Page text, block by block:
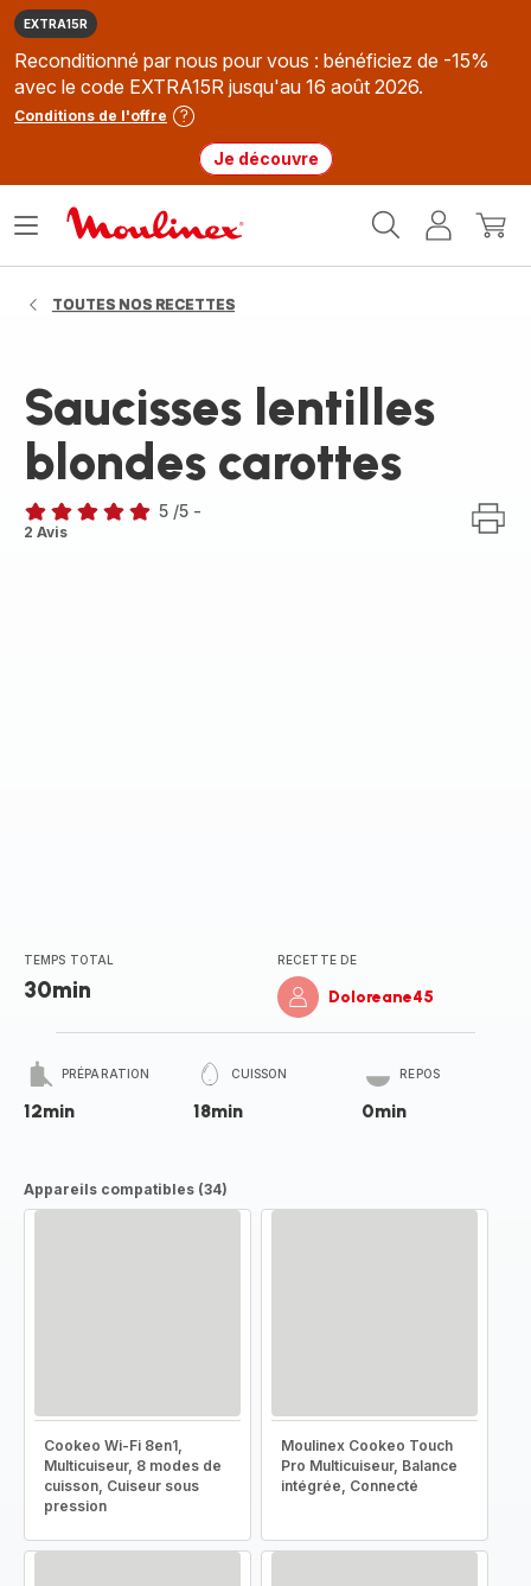
EXTRA15R
Reconditionné par nous pour vous : bénéficiez de -15%
avec le code EXTRA15R jusqu'au 16 août 2026.
Conditions de l'offre
Je découvre
MonMon
Ouvrir
TOUTES NOS RECETTES
Saucisses lentilles
blondes carottes
Avis
5 /5 -
2 Avis
TEMPS TOTAL
30min
RECETTE DE
Doloreane45
PRÉPARATION
12min
CUISSON
18min
REPOS
0min
Appareils compatibles (34)
Cookeo Wi-Fi 8en1,
Multicuiseur, 8 modes de
cuisson, Cuiseur sous
pression
Moulinex Cookeo Touch
Pro Multicuiseur, Balance
intégrée, Connecté